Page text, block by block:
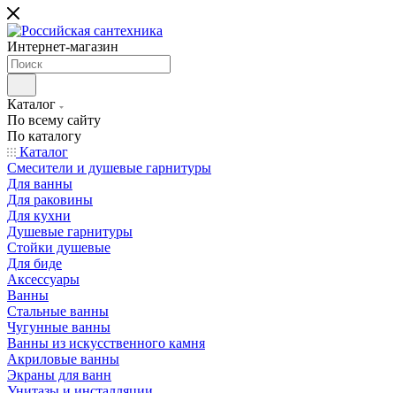
Интернет-магазин
Каталог
По всему сайту
По каталогу
Каталог
Смесители и душевые гарнитуры
Для ванны
Для раковины
Для кухни
Душевые гарнитуры
Стойки душевые
Для биде
Аксессуары
Ванны
Стальные ванны
Чугунные ванны
Ванны из искусственного камня
Акриловые ванны
Экраны для ванн